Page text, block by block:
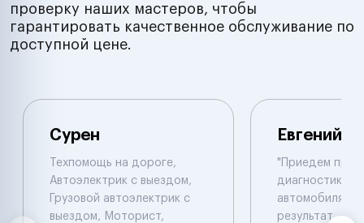
проверку наших мастеров, чтобы
гарантировать качественное обслуживание по
доступной цене.
Сурен
Техпомощь на дороге,
Автоэлектрик с выездом,
Грузовой автоэлектрик с
выездом, Моторист,
Евгений
"Приедем
диагностику
автомобиля ,
результат ,